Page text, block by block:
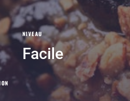
NIVEAU
Facile